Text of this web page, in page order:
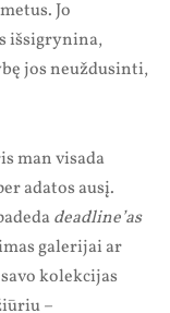
Jo
išsigrynina,
jos neuždusinti,
man visada
adatos ausį.
deadline’as
galerijai ar
kolekcijas
–